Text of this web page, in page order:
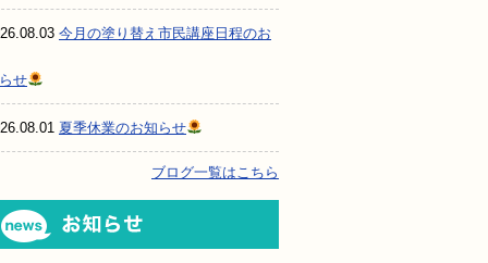
今月の塗り替え市民講座日程のお
せ
夏季休業のお知らせ
ブログ一覧はこちら